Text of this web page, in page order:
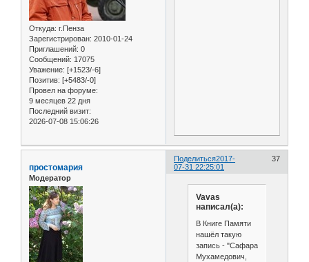
Откуда: г.Пенза
Зарегистрирован: 2010-01-24
Приглашений: 0
Сообщений: 17075
Уважение: [+1523/-6]
Позитив: [+5483/-0]
Провел на форуме:
9 месяцев 22 дня
Последний визит:
2026-07-08 15:06:26
Поделиться 37
2017-
07-31 22:25:01
простомария
Модератор
Vavas
написал(а):
В Книге Памяти
нашёл такую
запись - "Сафара
Мухамедович,